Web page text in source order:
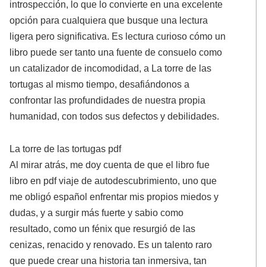
introspección, lo que lo convierte en una excelente
opción para cualquiera que busque una lectura
ligera pero significativa. Es lectura curioso cómo un
libro puede ser tanto una fuente de consuelo como
un catalizador de incomodidad, a La torre de las
tortugas al mismo tiempo, desafiándonos a
confrontar las profundidades de nuestra propia
humanidad, con todos sus defectos y debilidades.
La torre de las tortugas pdf
Al mirar atrás, me doy cuenta de que el libro fue
libro en pdf viaje de autodescubrimiento, uno que
me obligó español enfrentar mis propios miedos y
dudas, y a surgir más fuerte y sabio como
resultado, como un fénix que resurgió de las
cenizas, renacido y renovado. Es un talento raro
que puede crear una historia tan inmersiva, tan